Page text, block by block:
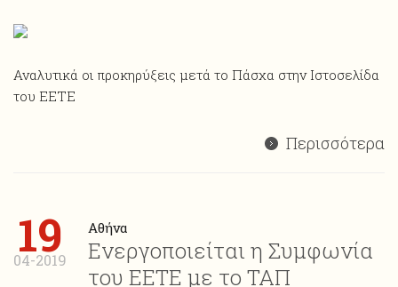
Αναλυτικά οι προκηρύξεις μετά το Πάσχα στην Ιστοσελίδα
του ΕΕΤΕ
Περισσότερα
19
04-2019
Αθήνα
Ενεργοποιείται η Συμφωνία
του ΕΕΤΕ με το ΤΑΠ